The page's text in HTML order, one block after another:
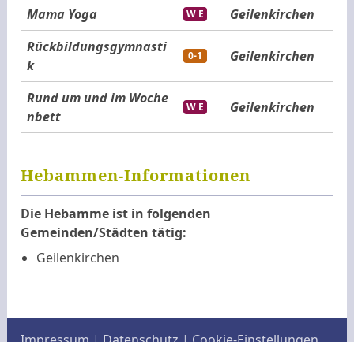
Mama Yoga
W E
Geilenkirchen
Rückbildungsgymnasti
k
0-1 Geilenkirchen
Rund um und im Woche
nbett
W E Geilenkirchen
Hebammen-Informationen
Die Hebamme ist in folgenden
Gemeinden/Städten tätig:
Geilenkirchen